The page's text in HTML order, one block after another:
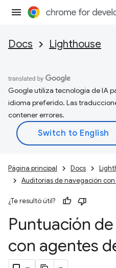
Docs Lighthouse
Google utiliza tecnología de IA
idioma preferido. Las
contener errores.
Página principal Docs
Auditorías de navegación
¿Te resultó útil?
Puntuación
con agentes